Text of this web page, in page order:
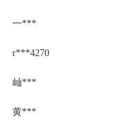
一***
r***4270
屾***
黄***